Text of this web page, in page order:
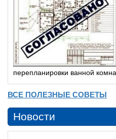
перепланировки ванной
ВСЕ ПОЛЕЗНЫЕ СОВЕТЫ
Новости